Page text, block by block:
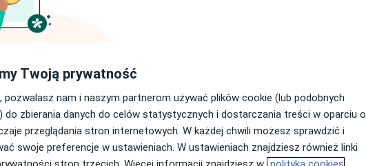
wewnętrznych zwierząt
Głównym profilem moich
obrazowa oraz kardiologia. Na co
(echo serca) wraz z
węzłów chłonnych z
planem dalszego leczenia.
zdrowia zwierząt - szczepienia,
się podchodzić do każdego
historię leczenia, temperament
kwestie dotyczące bieżącego i
Twoją prywatność
pozwalasz nam i naszym partnerom używać plików cookie (lub podobnych
do zbierania danych do celów statystycznych i dostarczania treści w oparciu o
przeglądania stron internetowych. W każdej chwili możesz sprawdzić i
swoje preferencje w ustawieniach. W ustawieniach znajdziesz również linki